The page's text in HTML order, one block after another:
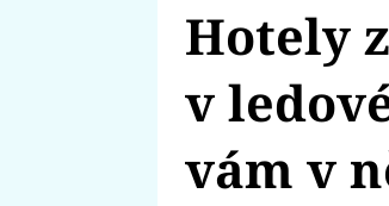
Hotely
v
vám v